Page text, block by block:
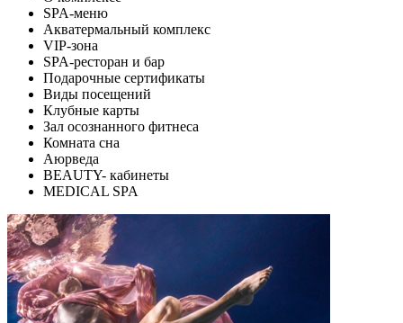
SPA-меню
Акватермальный комплекс
VIP-зона
SPA-ресторан и бар
Подарочные сертификаты
Виды посещений
Клубные карты
Зал осознанного фитнеса
Комната сна
Аюрведа
BEAUTY- кабинеты
MEDICAL SPA